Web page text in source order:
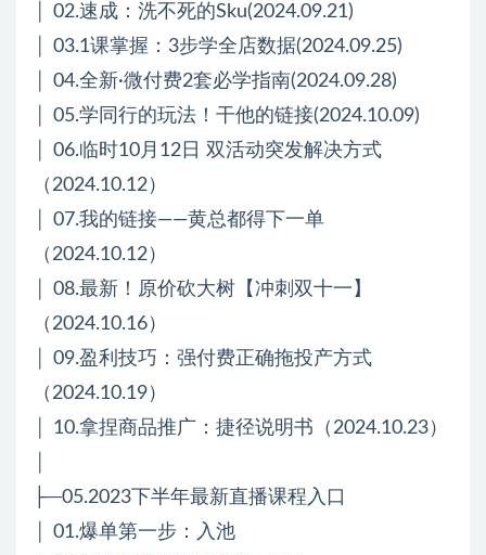
│ 02.速成：洗不死的Sku(2024.09.21)
│ 03.1课掌握：3步学全店数据(2024.09.25)
│ 04.全新·微付费2套必学指南(2024.09.28)
│ 05.学同行的玩法！干他的链接(2024.10.09)
│ 06.临时10月12日 双活动突发解决方式
（2024.10.12）
│ 07.我的链接——黄总都得下一单
（2024.10.12）
│ 08.最新！原价砍大树【冲刺双十一】
（2024.10.16）
│ 09.盈利技巧：强付费正确拖投产方式
（2024.10.19）
│ 10.拿捏商品推广：捷径说明书（2024.10.23）
├─05.2023下半年最新直播课程入口
│ 01.爆单第一步：入池